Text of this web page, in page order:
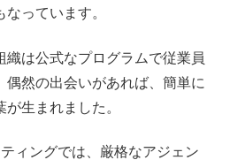
っています。
織は公式なプログラムで従業員
偶然の出会いがあれば、簡単に
生まれました。
ィングでは、厳格なアジェン